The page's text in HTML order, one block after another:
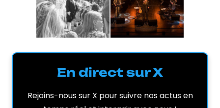
En direct sur X
Rejoins-nous sur X pour suivre nos actus en